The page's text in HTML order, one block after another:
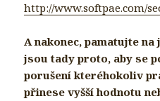
http://www.softpae.com/
A nakonec, pamatujte
jsou tady proto, aby se
porušení kteréhokoliv
přinese vyšší hodnotu